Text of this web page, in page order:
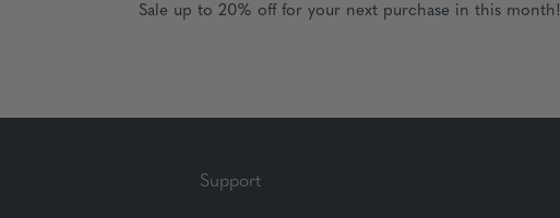
Sale up to 20% off for your next purchase in this month!
Support